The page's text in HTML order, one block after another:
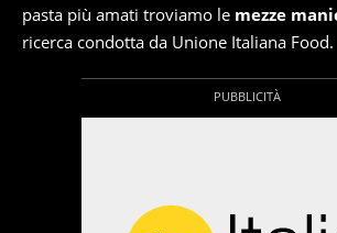
pasta più amati troviamo le mezze
ricerca condotta da Unione Italiana Food.